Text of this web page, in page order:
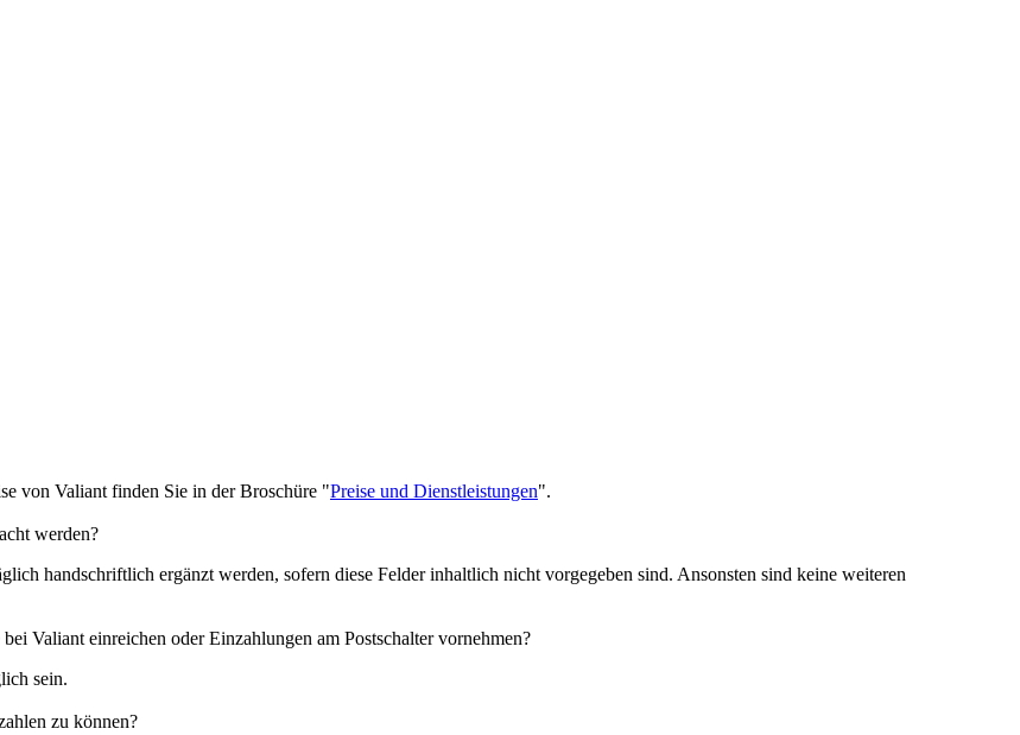
von Valiant finden Sie in der Broschüre "Preise und Dienstleistungen".
werden?
handschriftlich ergänzt werden, sofern diese Felder inhaltlich nicht vorgegeben sind. Ansonsten sind keine weiteren
Valiant einreichen oder Einzahlungen am Postschalter vornehmen?
sein.
zu können?